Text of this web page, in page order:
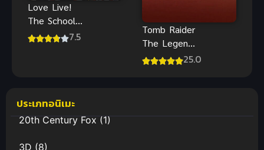
Love Live!
The School
Idol Movie7.5
Tomb Raider
The Legend
of Lara Croft
25.0
ประเภทอนิเมะ
20th Century Fox(1)
3D (8)